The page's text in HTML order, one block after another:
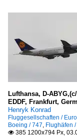
Lufthansa, D-
EDDF, Frankfurt,
Henryk Konrad
Fluggesellschaften /
Boeing / 747, Flughäfen
 385 1200x794 Px,